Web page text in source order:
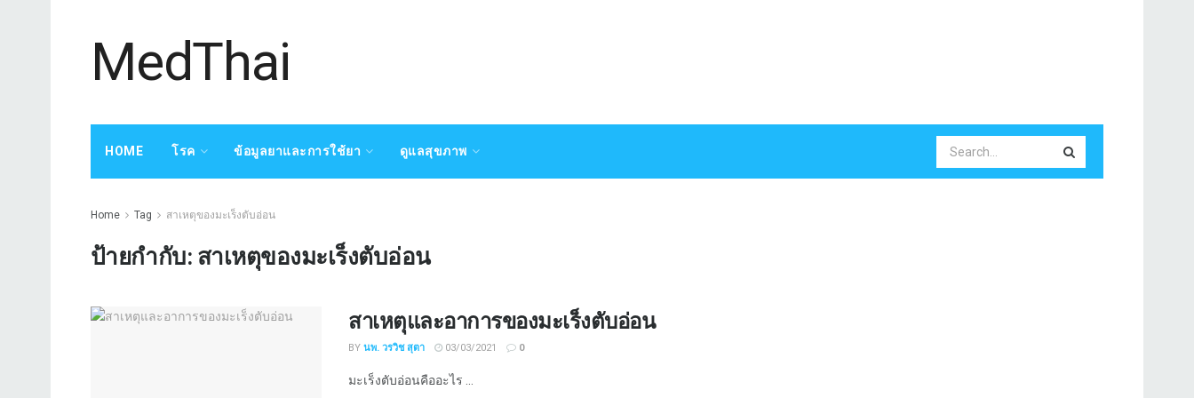
MedThai
HOME โรค ข้อมูลยาและการใช้ยา ดูแลสุขภาพ
Home Tag สาเหตุของมะเร็งตับอ่อน
ป้ายกำกับ: สาเหตุของมะเร็งตับอ่อน
สาเหตุและอาการของมะเร็งตับอ่อน
BY นพ. วรวิช สุตา 03/03/2021 0
มะเร็งตับอ่อนคืออะไร ...